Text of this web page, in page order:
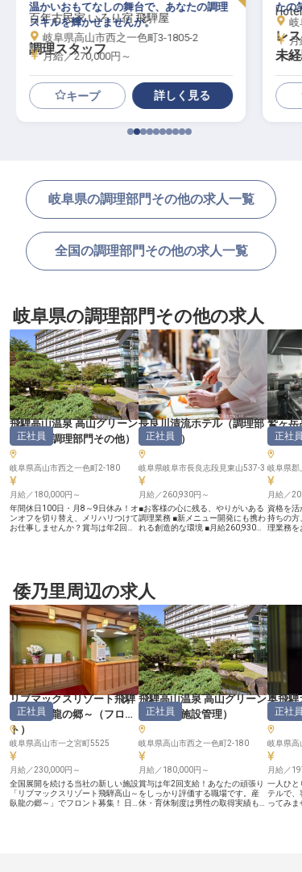
百年古民家 いろり宿 飛騨屋
調理スタッフ
温かいおもてなしの舞台で、あなたの調理
スキルを輝かせませんか。
岐阜県高山市西之一色町3-1805-2
月給／270,000円～
キープ 詳しく見る
レ
未
たの
岐
月
岐阜県の調理部門その他の求人一覧
全国の調理部門その他の求人一覧
岐阜県の調理部門その他の求人
飛騨高山温泉 高山グリーン
ホテル（ 調理部門その他）
正社員
岐阜県高山市西之一色町2-180
月給／180,000円～
年間休日100日・月8～9日休み！オ
ンオフを切り替え、メリハリつけて
お仕事しませんか？賞与は年2回支
場所に位置する、全238室のホテル
です。日本庭園を望むラウンジ＆バ
ーやホテルパティシエが腕を振るう
パティスリーが自慢です。※この求
人は2023年6月27日時点の情報で
す
長良川清流ホテル（調理部
門その他 ）
正社員
岐阜県岐阜市長良志段見東山537-3
月給／260,930円～
■お客様の心に残る、やりがいある
調理業務 ■新メニュー開発にも携わ
れる創造的な環境 ■月給260,930円
す。清流の恵み豊かな岐阜の地で、
旬の食材を活かしたお料理を提供
し、訪れるお客様に感動と喜びをお
届けしています。 一皿一皿に心を
込めるおもてなしの精神を大切に
し、記憶に残る美食体験を創造して
います。 ーー【あなたのアイデア
が形になる、成長できる環境】 こ
こでは、あなたの料理への情熱と創
造性を存分に発揮できる環境が整っ
ています。3ヶ月に一度のメニュー
開発会議では、スタッフ全員でアイ
デアを出し合い、新しい味を追求。
経験豊富な先輩スタッフからの指導
も受けながら、調理スキルだけでな
く、メニュー開発の知識も深められ
ます。チームで協力し、お客様に最
高の料理を届ける喜びを分かち合い
ましょう。
鷲ヶ岳
ー（調
正社員
岐阜県郡
月給／
資格を活
持ちの方
理業務を
収容可能
倭乃里周辺の求人
リブマックスリゾート飛騨
高山～臥龍の郷～
（フロン
ト ）
正社員
岐阜県高山市一之宮町5525
月給／230,000円～
全国展開を続ける当社の新しい施設
「リブマックスリゾート飛騨高山～
臥龍の郷～」でフロント募集！ 日
飛騨高山温泉 高山グリーン
ホテル（ 施設管理）
正社員
岐阜県高山市西之一色町2-180
月給／180,000円～
賞与は年2回支給！あなたの頑張り
をしっかり評価する職場です。産
休・育休制度は男性の取得実績もあ
奥飛騨
（仲居
正社員
月給／
一人ひと
テルで、
ってみま